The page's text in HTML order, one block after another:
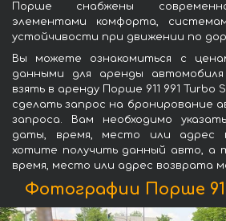
Порше снабжены
элементами комфорта,
устойчивости при движении по
Вы можете ознакомиться с
данными для аренды
взять в аренду Порше 911 991 Turbo
сделать запрос на бронирование
запроса. Вам необходимо
даты, время, место или адрес
хотите получить данный авто, а
время, место или адрес возврата
Фотографии Порше